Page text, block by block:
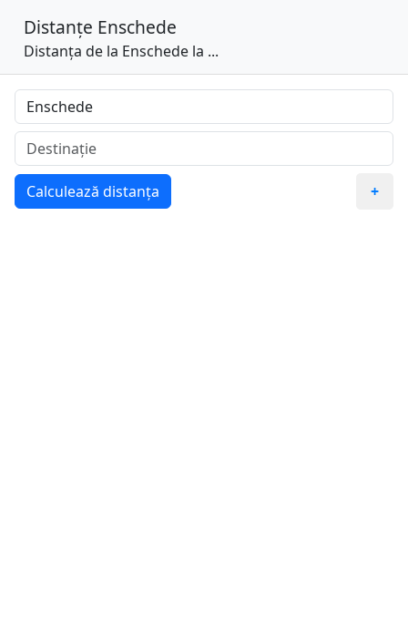
Distanțe Enschede
Distanța de la Enschede la ...
Calculează distanța +